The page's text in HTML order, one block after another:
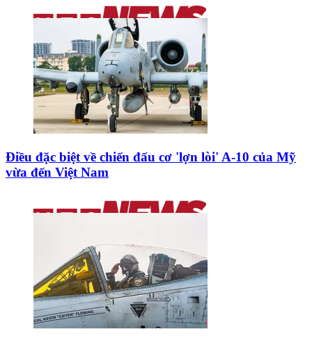
Điều đặc biệt về chiến đấu cơ 'lợn lòi' A-10 của Mỹ
vừa đến Việt Nam